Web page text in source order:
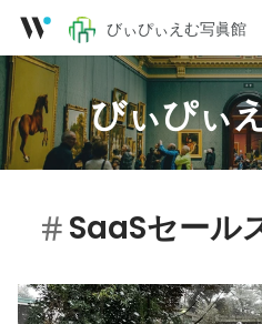
びぃぴぃえむ写眞館
びぃぴぃ
SaaSセール